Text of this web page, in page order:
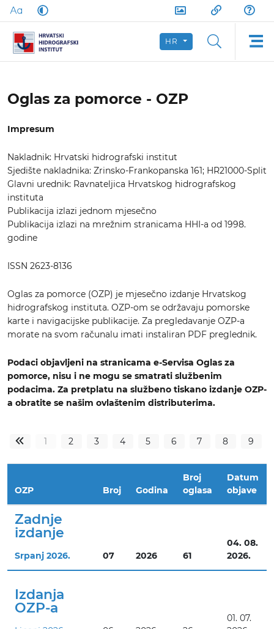
HR
Oglas za pomorce - OZP
Impresum
Nakladnik: Hrvatski hidrografski institut
Sjedište nakladnika: Zrinsko-Frankopanska 161; HR21000-Split
Glavni urednik: Ravnateljica Hrvatskog hidrografskog
instituta
Publikacija izlazi jednom mjesečno
Publikacija izlazi na mrežnim stranicama HHI-a od 1998.
godine
ISSN 2623-8136
Oglas za pomorce (OZP) je mjesečno izdanje Hrvatskog
hidrografskog instituta. OZP-om se održavaju pomorske
karte i navigacijske publikacije. Za pregledavanje OZP-a
morate na svom računalu imati instaliran PDF preglednik.
Podaci objavljeni na stranicama e-Servisa Oglas za
pomorce, nisu i ne mogu se smatrati službenim
podacima. Za pretplatu na službeno tiskano izdanje OZP-
a obratite se našim ovlaštenim distributerima.
« 1 2 3 4 5 6 7 8 9
OZP Broj Godina
Broj
oglasa
Datum
objave
Zadnje
izdanje
Srpanj 2026. 07 2026 61
04. 08.
2026.
Izdanja
OZP-a
01. 07.